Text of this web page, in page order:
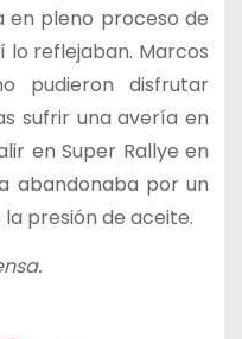
en pleno proceso de
lo reflejaban. Marcos
pudieron disfrutar
sufrir una avería en
en Super Rallye en
abandonaba por un
presión de aceite.